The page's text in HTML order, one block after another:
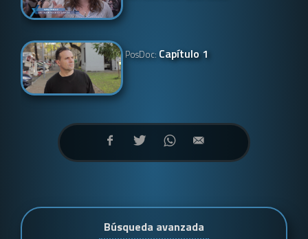
PosDoc: Capítulo 1
Búsqueda avanzada